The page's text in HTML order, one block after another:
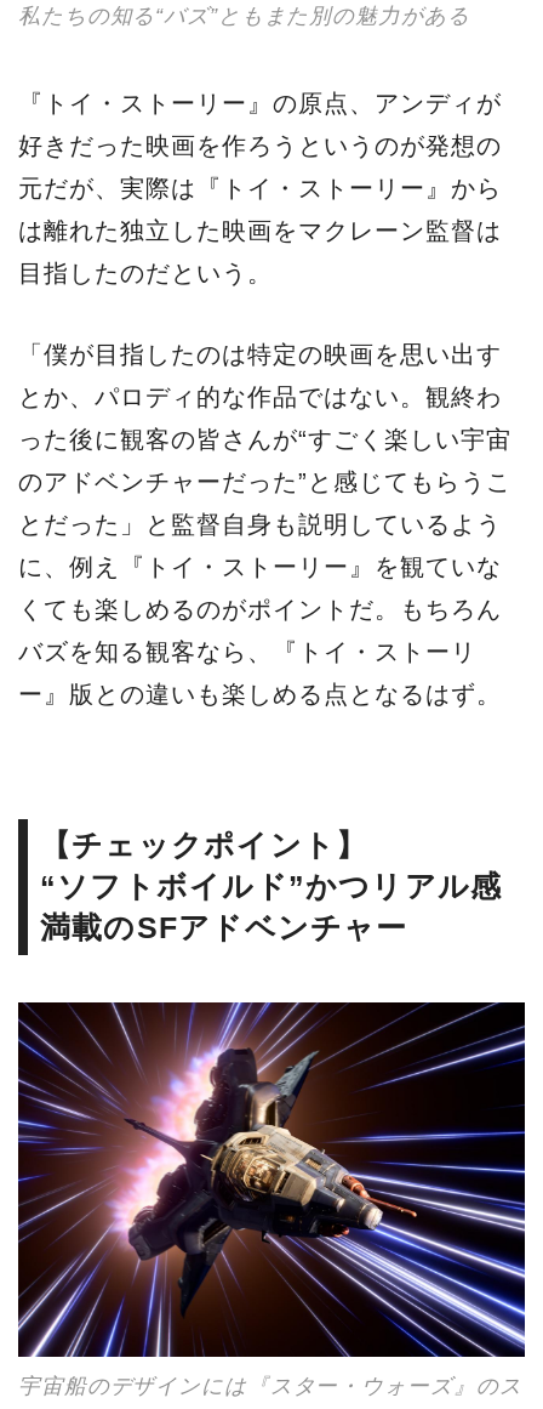
私たちの知る“バズ”ともまた別の魅力がある
『トイ・ストーリー』の原点、アンディが
好きだった映画を作ろうというのが発想の
元だが、実際は『トイ・ストーリー』から
は離れた独立した映画をマクレーン監督は
目指したのだという。
「僕が目指したのは特定の映画を思い出す
とか、パロディ的な作品ではない。観終わ
った後に観客の皆さんが“すごく楽しい宇宙
のアドベンチャーだった”と感じてもらうこ
とだった」と監督自身も説明しているよう
に、例え『トイ・ストーリー』を観ていな
くても楽しめるのがポイントだ。もちろん
バズを知る観客なら、『トイ・ストーリ
ー』版との違いも楽しめる点となるはず。
【チェックポイント】
“ソフトボイルド”かつリアル感
満載のSFアドベンチャー
宇宙船のデザインには『スター・ウォーズ』のス